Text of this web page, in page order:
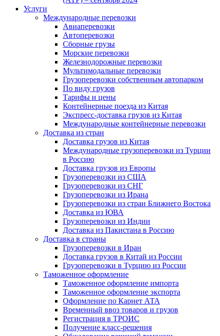
Услуги
Международные перевозки
Авиаперевозки
Автоперевозки
Сборные грузы
Морские перевозки
Железнодорожные перевозки
Мультимодальные перевозки
Грузоперевозки собственным автопарком
По виду грузов
Тарифы и цены
Контейнерные поезда из Китая
Экспресс-доставка грузов из Китая
Международные контейнерные перевозки
Доставка из стран
Доставка грузов из Китая
Международные грузоперевозки из Турции
в Россию
Доставка грузов из Европы
Грузоперевозки из США
Грузоперевозки из СНГ
Грузоперевозки из Ирана
Грузоперевозки из стран Ближнего Востока
Доставка из ЮВА
Грузоперевозки из Индии
Доставка из Пакистана в Россию
Доставка в страны
Грузоперевозки в Иран
Доставка грузов в Китай из России
Грузоперевозки в Турцию из России
Таможенное оформление
Таможенное оформление импорта
Таможенное оформление экспорта
Оформление по Карнет АТА
Временный ввоз товаров и грузов
Регистрация в ТРОИС
Получение класс-решения